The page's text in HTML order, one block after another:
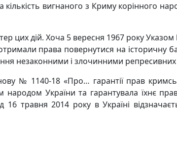
вигнаного з Криму корінного
цих дій. Хоча 5 вересня 1967 року Указом
права повернутися на історичну
незаконними і злочинними репресивних
№ 1140-18 «Про… гарантії прав
України та гарантувала їхнє
травня 2014 року в Україні